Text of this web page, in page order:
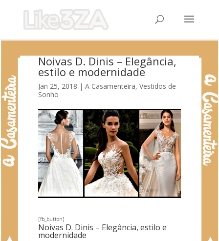
Noivas D. Dinis – Elegância,
estilo e modernidade
Jan 25, 2018 | A Casamenteira, Vestidos de
Sonho
[fb_button]
Noivas D. Dinis – Elegância, estilo e
modernidade